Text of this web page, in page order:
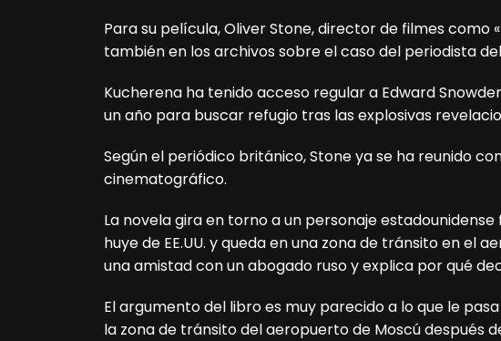
Para su película, Oliver Stone, director de filmes como «
también en los archivos sobre el caso del periodista
Kucherena ha tenido acceso regular a Edward
un año para buscar refugio tras las explosivas
Según el periódico británico, Stone ya se ha reunido
cinematográfico.
La novela gira en torno a un personaje
huye de EE.UU. y queda en una zona de tránsito en el
una amistad con un abogado ruso y explica por qué
El argumento del libro es muy parecido a lo que le
la zona de tránsito del aeropuerto de Moscú después